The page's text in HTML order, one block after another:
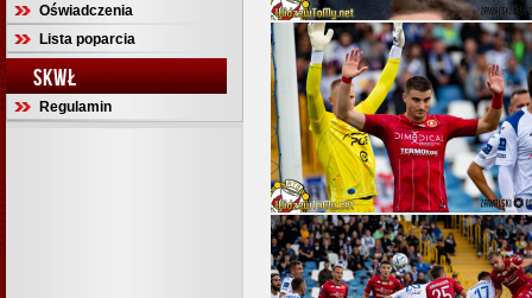
Oświadczenia
Lista poparcia
SKWŁ
Regulamin